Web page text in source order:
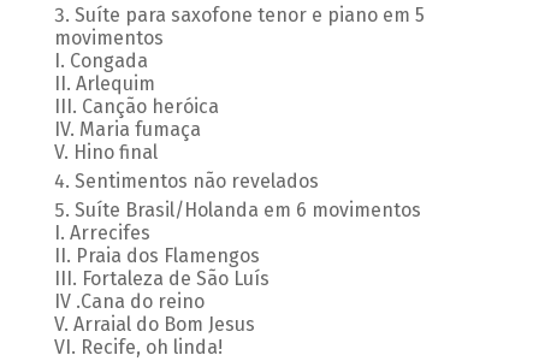
Suíte para saxofone tenor e piano em 5
movimentos
I. Congada
II. Arlequim
III. Canção heróica
IV. Maria fumaça
V. Hino final
Sentimentos não revelados
Suíte Brasil/Holanda em 6 movimentos
I. Arrecifes
II. Praia dos Flamengos
III. Fortaleza de São Luís
IV .Cana do reino
V. Arraial do Bom Jesus
VI. Recife, oh linda!